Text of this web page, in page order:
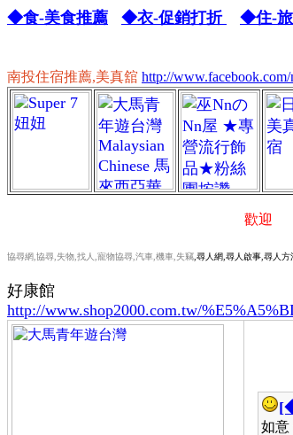
◆食-美食推薦 ◆衣-促銷打折 ◆住-
南投住宿推薦,美真舘 http://www.facebook.com/
歡迎,
協尋網,協尋,失物,找人,寵物協尋,汽車,機車,失竊 ,尋人網,尋人啟事,尋人
好康館
http://www.shop2000.com.tw/
如意